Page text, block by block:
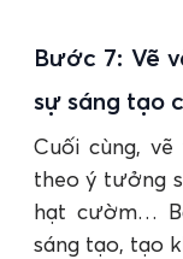
Bước 7: Vẽ
sự sáng tạo
Cuối cùng,
theo ý tưởng
hạt cườm…
sáng tạo, tạo